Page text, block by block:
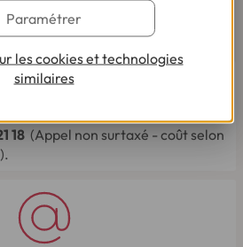
NOUS
18 (Appel non surtaxé - coût selon
Paramétrer
les cookies et technologies
similaires